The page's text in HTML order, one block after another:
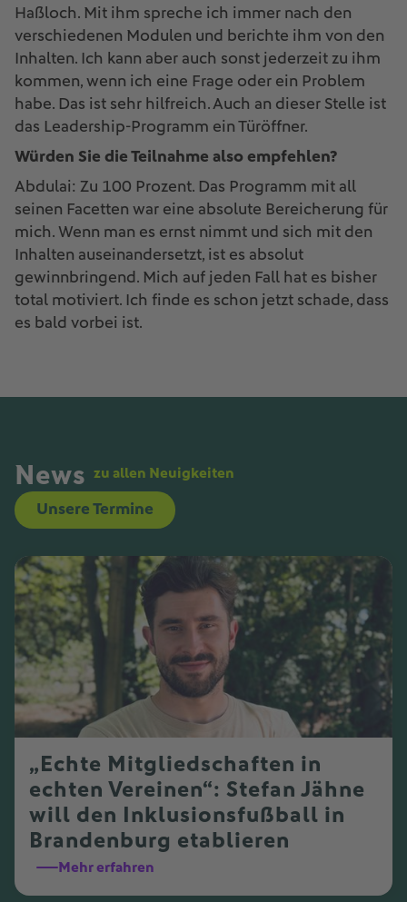
Haßloch. Mit ihm spreche ich immer nach den
verschiedenen Modulen und berichte ihm von den
Inhalten. Ich kann aber auch sonst jederzeit zu ihm
kommen, wenn ich eine Frage oder ein Problem
habe. Das ist sehr hilfreich. Auch an dieser Stelle ist
das Leadership-Programm ein Türöffner.
Würden Sie die Teilnahme also empfehlen?
Abdulai: Zu 100 Prozent. Das Programm mit all
seinen Facetten war eine absolute Bereicherung für
mich. Wenn man es ernst nimmt und sich mit den
Inhalten auseinandersetzt, ist es absolut
gewinnbringend. Mich auf jeden Fall hat es bisher
total motiviert. Ich finde es schon jetzt schade, dass
es bald vorbei ist.
News zu allen Neuigkeiten
Unsere Termine
„Echte Mitgliedschaften in
echten Vereinen“: Stefan Jähne
will den Inklusionsfußball in
Brandenburg etablieren
Mehr erfahren